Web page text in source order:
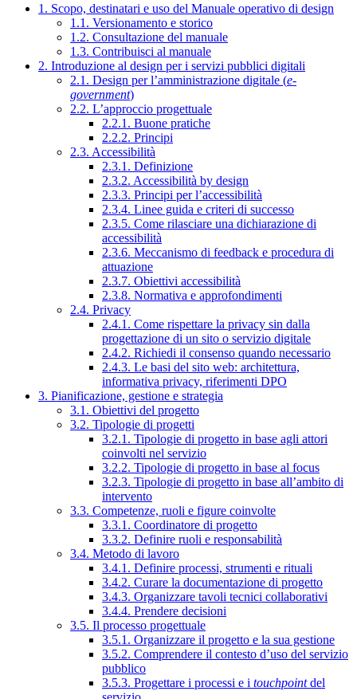
1. Scopo, destinatari e uso del Manuale operativo di design
1.1. Versionamento e storico
1.2. Consultazione del manuale
1.3. Contribuisci al manuale
2. Introduzione al design per i servizi pubblici digitali
2.1. Design per l’amministrazione digitale (e-
government)
2.2. L’approccio progettuale
2.2.1. Buone pratiche
2.2.2. Principi
2.3. Accessibilità
2.3.1. Definizione
2.3.2. Accessibilità by design
2.3.3. Principi per l’accessibilità
2.3.4. Linee guida e criteri di successo
2.3.5. Come rilasciare una dichiarazione di
accessibilità
2.3.6. Meccanismo di feedback e procedura di
attuazione
2.3.7. Obiettivi accessibilità
2.3.8. Normativa e approfondimenti
2.4. Privacy
2.4.1. Come rispettare la privacy sin dalla
progettazione di un sito o servizio digitale
2.4.2. Richiedi il consenso quando necessario
2.4.3. Le basi del sito web: architettura,
informativa privacy, riferimenti DPO
3. Pianificazione, gestione e strategia
3.1. Obiettivi del progetto
3.2. Tipologie di progetti
3.2.1. Tipologie di progetto in base agli attori
coinvolti nel servizio
3.2.2. Tipologie di progetto in base al focus
3.2.3. Tipologie di progetto in base all’ambito di
intervento
3.3. Competenze, ruoli e figure coinvolte
3.3.1. Coordinatore di progetto
3.3.2. Definire ruoli e responsabilità
3.4. Metodo di lavoro
3.4.1. Definire processi, strumenti e rituali
3.4.2. Curare la documentazione di progetto
3.4.3. Organizzare tavoli tecnici collaborativi
3.4.4. Prendere decisioni
3.5. Il processo progettuale
3.5.1. Organizzare il progetto e la sua gestione
3.5.2. Comprendere il contesto d’uso del servizio
pubblico
3.5.3. Progettare i processi e i touchpointdel